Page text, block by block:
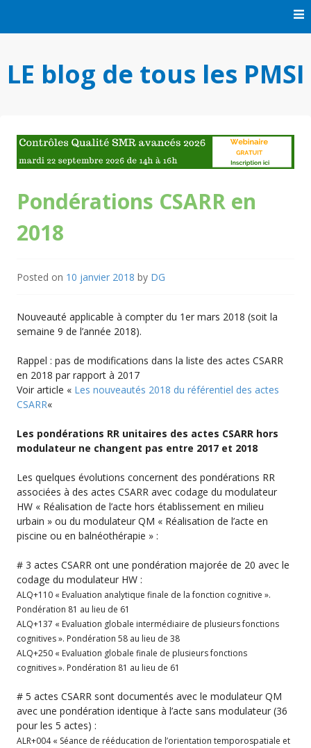
LE blog de tous les PMSI
Pondérations CSARR en
2018
Posted on 10 janvier 2018 by DG
Nouveauté applicable à compter du 1er mars 2018 (soit la
semaine 9 de l’année 2018).
Rappel : pas de modifications dans la liste des actes CSARR
en 2018 par rapport à 2017
Voir article « Les nouveautés 2018 du référentiel des actes
CSARR«
Les pondérations RR unitaires des actes CSARR hors
modulateur ne changent pas entre 2017 et 2018
Les quelques évolutions concernent des pondérations RR
associées à des actes CSARR avec codage du modulateur
HW « Réalisation de l’acte hors établissement en milieu
urbain » ou du modulateur QM « Réalisation de l’acte en
piscine ou en balnéothérapie » :
# 3 actes CSARR ont une pondération majorée de 20 avec le
codage du modulateur HW :
ALQ+110 « Evaluation analytique finale de la fonction cognitive ».
Pondération 81 au lieu de 61
ALQ+137 « Evaluation globale intermédiaire de plusieurs fonctions
cognitives ». Pondération 58 au lieu de 38
ALQ+250 « Evaluation globale finale de plusieurs fonctions
cognitives ». Pondération 81 au lieu de 61
# 5 actes CSARR sont documentés avec le modulateur QM
avec une pondération identique à l’acte sans modulateur (36
pour les 5 actes) :
ALR+004 « Séance de rééducation de l’orientation temporospatiale et